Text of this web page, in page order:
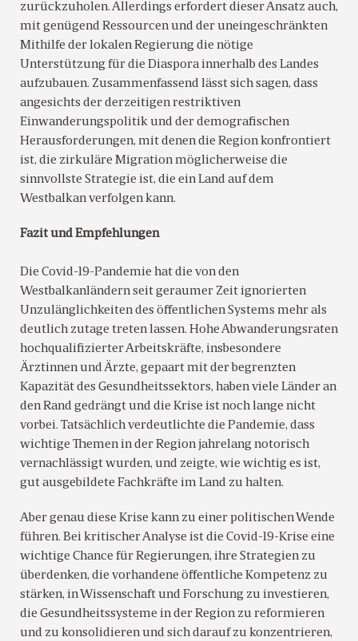
zurückzuholen. Allerdings erfordert dieser Ansatz auch,
mit genügend Ressourcen und der uneingeschränkten
Mithilfe der lokalen Regierung die nötige
Unterstützung für die Diaspora innerhalb des Landes
aufzubauen. Zusammenfassend lässt sich sagen, dass
angesichts der derzeitigen restriktiven
Einwanderungspolitik und der demografischen
Herausforderungen, mit denen die Region konfrontiert
ist, die zirkuläre Migration möglicherweise die
sinnvollste Strategie ist, die ein Land auf dem
Westbalkan verfolgen kann.
Fazit und Empfehlungen
Die Covid-19-Pandemie hat die von den
Westbalkanländern seit geraumer Zeit ignorierten
Unzulänglichkeiten des öffentlichen Systems mehr als
deutlich zutage treten lassen. Hohe Abwanderungsraten
hochqualifizierter Arbeitskräfte, insbesondere
Ärztinnen und Ärzte, gepaart mit der begrenzten
Kapazität des Gesundheitssektors, haben viele Länder an
den Rand gedrängt und die Krise ist noch lange nicht
vorbei. Tatsächlich verdeutlichte die Pandemie, dass
wichtige Themen in der Region jahrelang notorisch
vernachlässigt wurden, und zeigte, wie wichtig es ist,
gut ausgebildete Fachkräfte im Land zu halten.
Aber genau diese Krise kann zu einer politischen Wende
führen. Bei kritischer Analyse ist die Covid-19-Krise eine
wichtige Chance für Regierungen, ihre Strategien zu
überdenken, die vorhandene öffentliche Kompetenz zu
stärken, in Wissenschaft und Forschung zu investieren,
die Gesundheitssysteme in der Region zu reformieren
und zu konsolidieren und sich darauf zu konzentrieren,